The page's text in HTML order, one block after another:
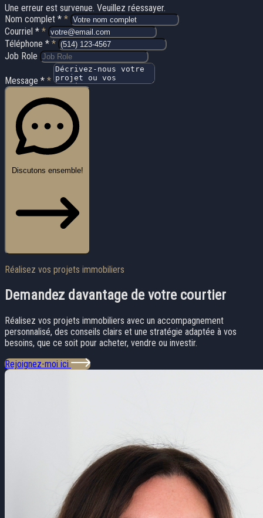
Une erreur est survenue. Veuillez réessayer.
Nom complet * *
Courriel * *
Téléphone * *
Job Role
Message * *
Discutons ensemble!
Réalisez vos projets immobiliers
Demandez davantage de votre courtier
Réalisez vos projets immobiliers avec un accompagnement
personnalisé, des conseils clairs et une stratégie adaptée à vos
besoins, que ce soit pour acheter, vendre ou investir.
Rejoignez-moi ici